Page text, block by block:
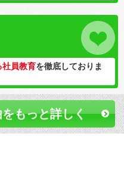
社員教育を徹底しておりま
もっと詳しく